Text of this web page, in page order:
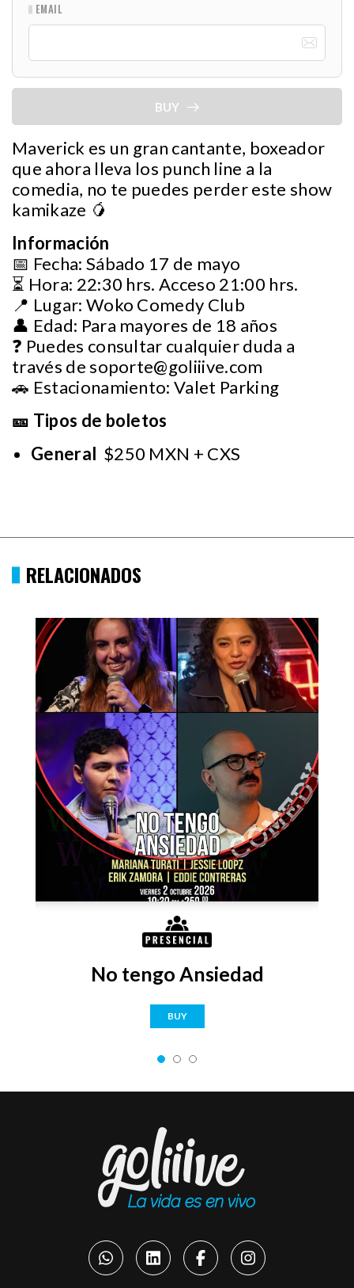
EMAIL
BUY
Maverick es un gran cantante, boxeador
que ahora lleva los punch line a la
comedia, no te puedes perder este show
kamikaze 🥭
Información
📅 Fecha: Sábado 17 de mayo
⏳ Hora: 22:30 hrs. Acceso 21:00 hrs.
📍 Lugar: Woko Comedy Club
👤 Edad: Para mayores de 18 años
❓ Puedes consultar cualquier duda a
través desoporte@goliiive.com
🚗 Estacionamiento: Valet Parking
🎫 Tipos de boletos
General $250 MXN + CXS
RELACIONADOS
No tengo Ansiedad
BUY